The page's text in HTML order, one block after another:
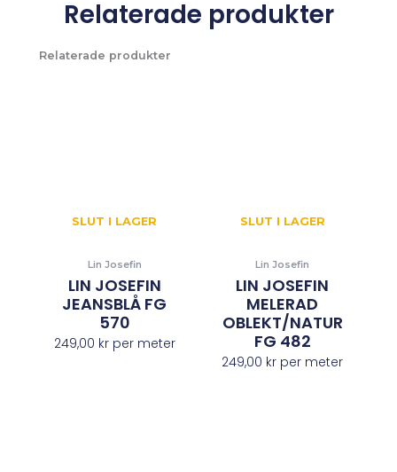
Relaterade produkter
Relaterade produkter
SLUT I LAGER
Lin Josefin
LIN JOSEFIN
JEANSBLÅ FG
570
249,00 krper meter
SLUT I LAGER
Lin Josefin
LIN JOSEFIN
MELERAD
OBLEKT/NATUR
FG 482
249,00 kr per meter